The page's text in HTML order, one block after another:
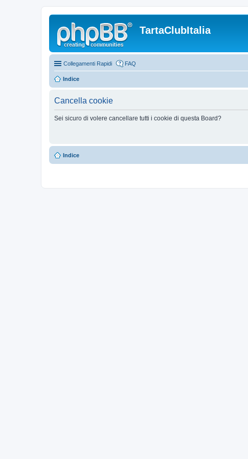
TartaClubItalia
Collegamenti Rapidi FAQ
Indice
Cancella cookie
Sei sicuro di volere cancellare tutti i cookie di questa Board?
Indice